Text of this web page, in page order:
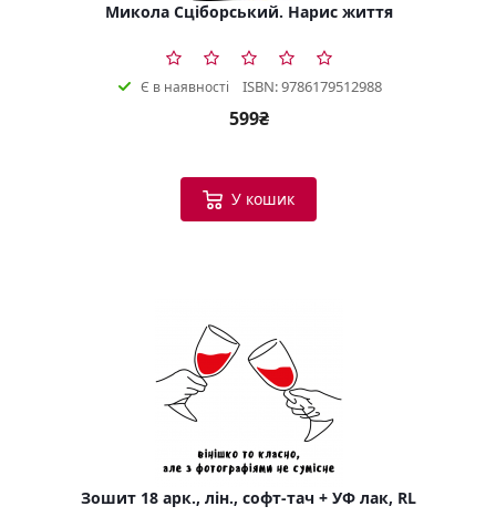
Микола Сціборський. Нарис життя
Є в наявності ISBN: 9786179512988
599₴
У кошик
Зошит 18 арк., лін., софт-тач + УФ лак, RL